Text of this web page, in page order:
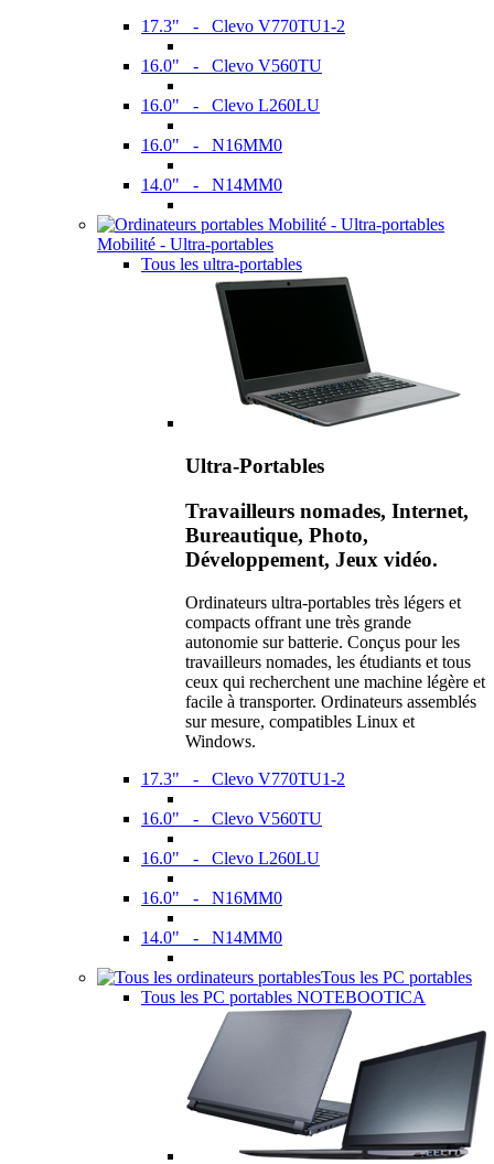
17.3" - Clevo V770TU1-2
16.0" - Clevo V560TU
16.0" - Clevo L260LU
16.0" - N16MM0
14.0" - N14MM0
Mobilité - Ultra-portables
Tous les ultra-portables
Ultra-Portables
Travailleurs nomades, Internet,
Bureautique, Photo,
Développement, Jeux vidéo.
Ordinateurs ultra-portables très légers et
compacts offrant une très grande
autonomie sur batterie. Conçus pour les
travailleurs nomades, les étudiants et tous
ceux qui recherchent une machine légère et
facile à transporter. Ordinateurs assemblés
sur mesure, compatibles Linux et
Windows.
17.3" - Clevo V770TU1-2
16.0" - Clevo V560TU
16.0" - Clevo L260LU
16.0" - N16MM0
14.0" - N14MM0
Tous les PC portables
Tous les PC portables NOTEBOOTICA